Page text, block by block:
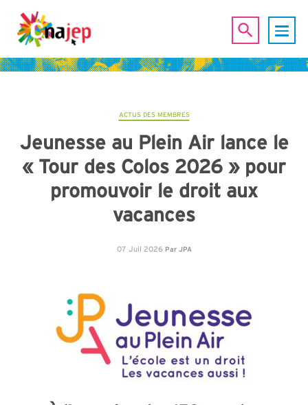
ACTUS DES MEMBRES
Jeunesse au Plein Air lance le
« Tour des Colos 2026 » pour
promouvoir le droit aux
vacances
07 Juil 2026 Par JPA